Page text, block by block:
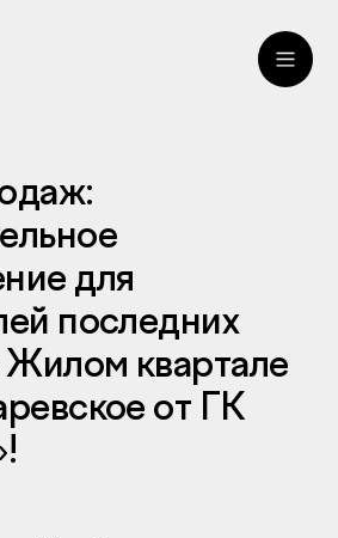
для
последних
Жилом квартале
от ГК